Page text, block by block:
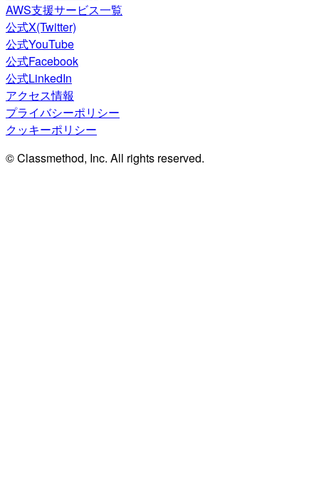
AWS支援サービス一覧
公式X(Twitter)
公式YouTube
公式Facebook
公式LinkedIn
アクセス情報
プライバシーポリシー
クッキーポリシー
© Classmethod, Inc. All rights reserved.